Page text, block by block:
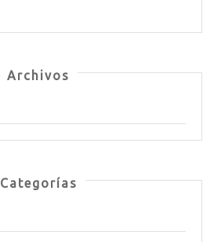
Archivos
Categorías